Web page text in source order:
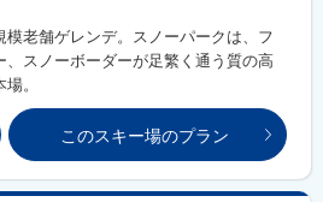
模老舗ゲレンデ。スノーパークは、フ
、スノーボーダーが足繁く通う質の高
。
このスキー場のプラン